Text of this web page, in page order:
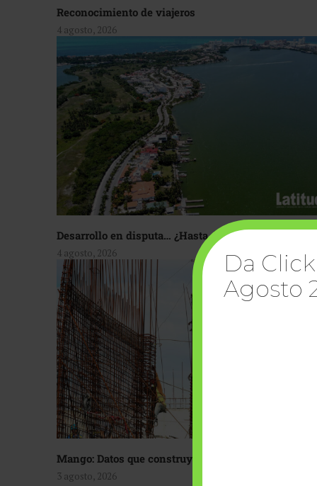
Reconocimiento de viajeros
4 agosto, 2026
Desarrollo en disputa… ¿Hasta dónde crecer?
4 agosto, 2026
Mango: Datos que construyen confianza
3 agosto, 2026
Da
Agosto